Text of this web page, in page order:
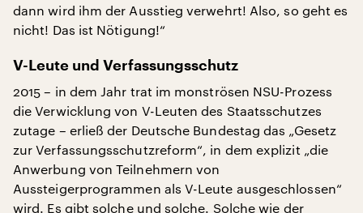
dann wird ihm der Ausstieg verwehrt! Also, so geht es
nicht! Das ist Nötigung!“
V-Leute und Verfassungsschutz
2015 – in dem Jahr trat im monströsen NSU-Prozess
die Verwicklung von V-Leuten des Staatsschutzes
zutage – erließ der Deutsche Bundestag das „Gesetz
zur Verfassungsschutzreform“, in dem explizit „die
Anwerbung von Teilnehmern von
Aussteigerprogrammen als V-Leute ausgeschlossen“
wird. Es gibt solche und solche. Solche wie der